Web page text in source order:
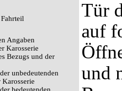
Angaben
Karosserie
Bezugs und der
unbedeutenden
Tür
auf
und